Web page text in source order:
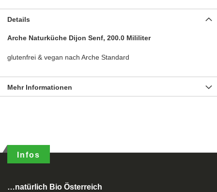
Details
Arche Naturküche Dijon Senf, 200.0 Mililiter
glutenfrei & vegan nach Arche Standard
Mehr Informationen
Infos
…natürlich Bio Österreich